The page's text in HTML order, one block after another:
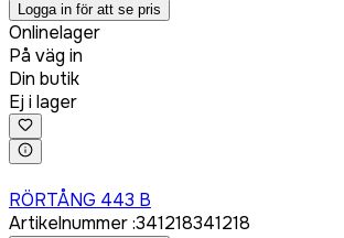
Logga in för att se pris
Onlinelager
På väg in
Din butik
Ej i lager
RÖRTÅNG 443 B
Artikelnummer:341218341218